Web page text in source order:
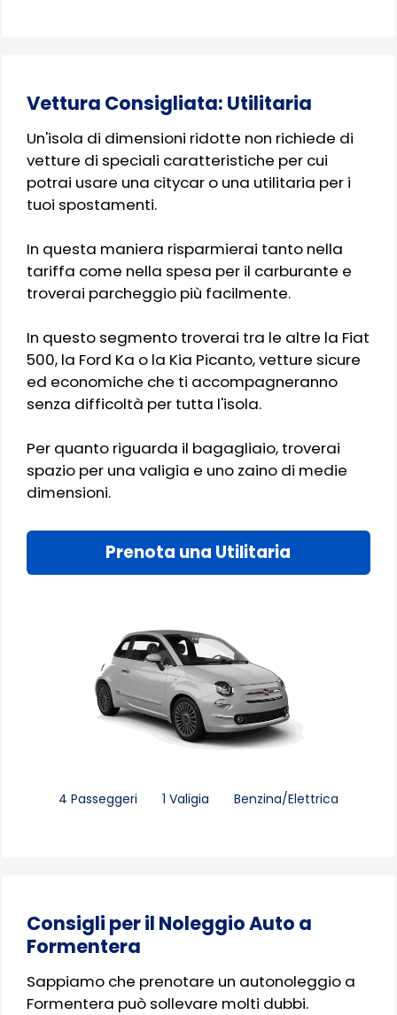
Vettura Consigliata: Utilitaria
Un'isola di dimensioni ridotte non richiede di
vetture di speciali caratteristiche per cui
potrai usare una citycar o una utilitaria per i
tuoi spostamenti.
In questa maniera risparmierai tanto nella
tariffa come nella spesa per il carburante e
troverai parcheggio più facilmente.
In questo segmento troverai tra le altre la Fiat
500, la Ford Ka o la Kia Picanto, vetture sicure
ed economiche che ti accompagneranno
senza difficoltà per tutta l'isola.
Per quanto riguarda il bagagliaio, troverai
spazio per una valigia e uno zaino di medie
dimensioni.
Prenota una Utilitaria
4 Passeggeri 1 Valigia Benzina/Elettrica
Consigli per il Noleggio Auto a
Formentera
Sappiamo che prenotare un autonoleggio a
Formentera può sollevare molti dubbi.